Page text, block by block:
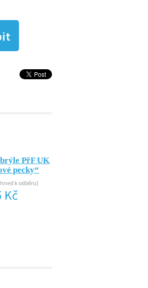
PřF UK
pecky“
k odběru)
Kč